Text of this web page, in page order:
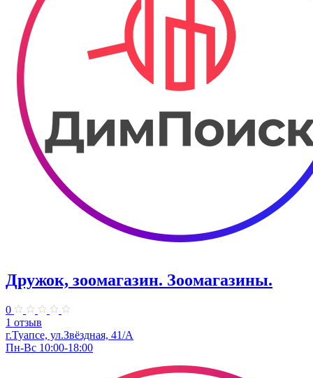
Дружок, зоомагазин. Зоомагазины.
0
1 отзыв
г.Туапсе, ул.​Звёздная, 41/А
Пн-Вс 10:00-18:00